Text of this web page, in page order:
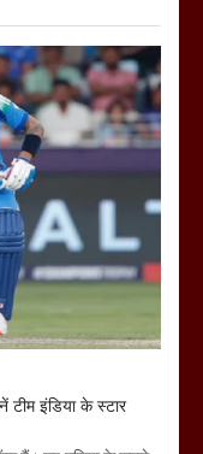
टीम इंडिया के स्टार